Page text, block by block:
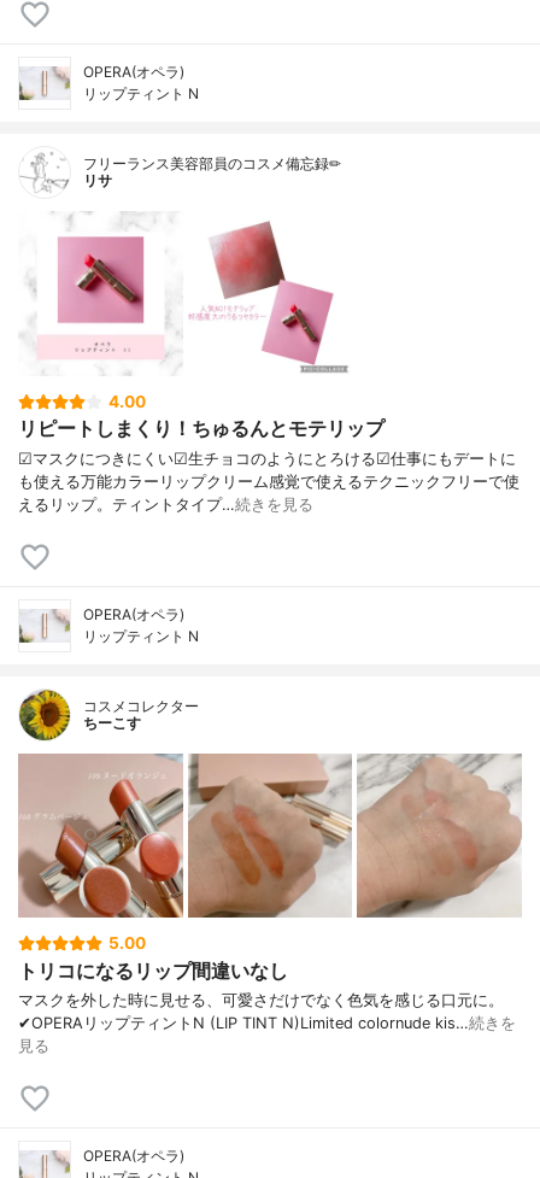
OPERA(オペラ)
リップティント N
フリーランス美容部員のコスメ備忘録✏︎
リサ
4.00
リピートしまくり！ちゅるんとモテリップ
☑︎マスクにつきにくい☑︎生チョコのようにとろける☑︎仕事にもデートに
も使える万能カラーリップクリーム感覚で使えるテクニックフリーで使
えるリップ。ティントタイプ…続きを見る
OPERA(オペラ)
リップティント N
コスメコレクター
ちーこす
5.00
トリコになるリップ間違いなし
マスクを外した時に見せる、可愛さだけでなく色気を感じる口元に。
✔︎OPERAリップティントN (LIP TINT N)Limited colornude kis…続きを
見る
OPERA(オペラ)